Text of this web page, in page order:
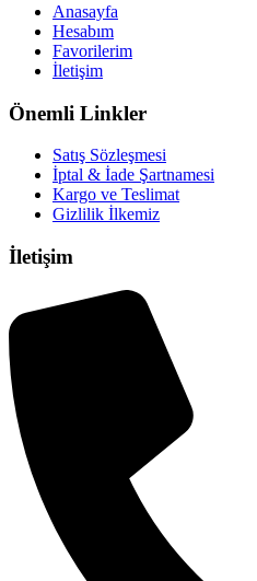
Anasayfa
Hesabım
Favorilerim
İletişim
Önemli Linkler
Satış Sözleşmesi
İptal & İade Şartnamesi
Kargo ve Teslimat
Gizlilik İlkemiz
İletişim